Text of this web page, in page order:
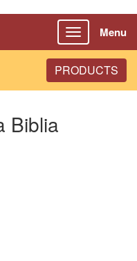
Menu
Toggle
navigation
PRODUCTS
Biblia